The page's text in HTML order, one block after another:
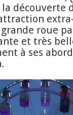
découverte
roue
et très
à ses